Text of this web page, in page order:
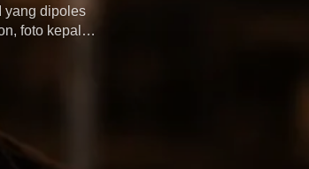
yang dipoles
foto kepala